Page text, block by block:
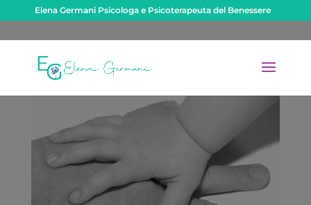
Elena Germani Psicologa e Psicoterapeuta del Benessere